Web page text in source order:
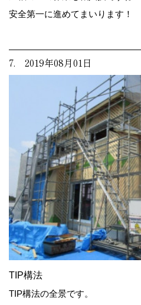
安全第一に進めてまいります！
7. 2019年08月01日
TIP構法
TIP構法の全景です。